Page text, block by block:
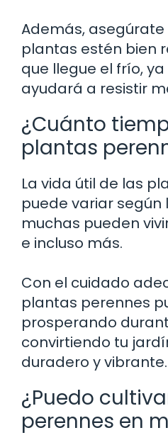
Además, asegúrate
plantas estén bien
que llegue el frío,
ayudará a resistir
¿Cuánto
plantas
La vida útil de las
puede variar según
muchas pueden
e incluso más.
Con el cuidado
plantas perennes
prosperando
convirtiendo tu
duradero y vibrante.
¿Puedo
perennes en